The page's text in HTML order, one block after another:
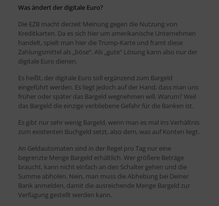
Was ändert der digitale Euro?
Die EZB macht derzeit Meinung gegen die Nutzung von
Kreditkarten. Da es sich hier um amerikanische Unternehmen
handelt, spielt man hier die Trump-Karte und framt diese
Zahlungsmittel als „böse“. Als „gute“ Lösung kann also nur der
digitale Euro dienen.
Es heißt, der digitale Euro soll ergänzend zum Bargeld
eingeführt werden. Es liegt jedoch auf der Hand, dass man uns
früher oder später das Bargeld wegnehmen will. Warum? Weil
das Bargeld die einzige verbliebene Gefahr für die Banken ist.
Es gibt nur sehr wenig Bargeld, wenn man es mal ins Verhältnis
zum existenten Buchgeld setzt, also dem, was auf Konten liegt.
An Geldautomaten sind in der Regel pro Tag nur eine
begrenzte Menge Bargeld erhältlich. Wer größere Beträge
braucht, kann nicht einfach an den Schalter gehen und die
Summe abholen. Nein, man muss die Abhebung bei Deiner
Bank anmelden, damit die ausreichende Menge Bargeld zur
Verfügung gestellt werden kann.